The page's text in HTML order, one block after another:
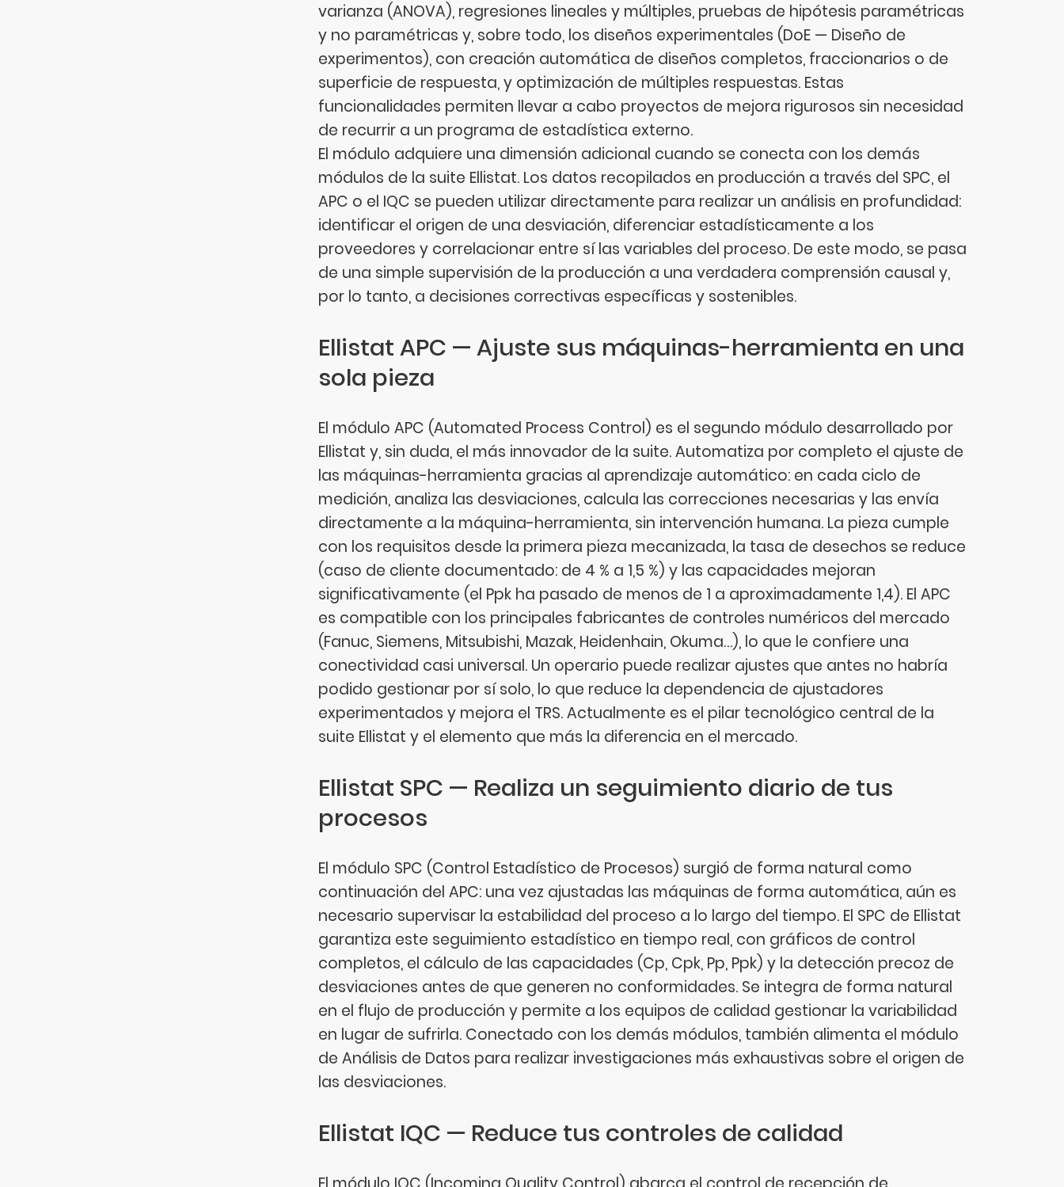
varianza (ANOVA), regresiones lineales y múltiples, pruebas de hipótesis paramétricas
y no paramétricas y, sobre todo, los diseños experimentales (DoE — Diseño de
experimentos), con creación automática de diseños completos, fraccionarios o de
superficie de respuesta, y optimización de múltiples respuestas. Estas
funcionalidades permiten llevar a cabo proyectos de mejora rigurosos sin necesidad
de recurrir a un programa de estadística externo.
El módulo adquiere una dimensión adicional cuando se conecta con los demás
módulos de la suite Ellistat. Los datos recopilados en producción a través del SPC, el
APC o el IQC se pueden utilizar directamente para realizar un análisis en profundidad:
identificar el origen de una desviación, diferenciar estadísticamente a los
proveedores y correlacionar entre sí las variables del proceso. De este modo, se pasa
de una simple supervisión de la producción a una verdadera comprensión causal y,
por lo tanto, a decisiones correctivas específicas y sostenibles.
Ellistat APC — Ajuste sus máquinas-herramienta en una
sola pieza
El módulo APC (Automated Process Control) es el segundo módulo desarrollado por
Ellistat y, sin duda, el más innovador de la suite. Automatiza por completo el ajuste de
las máquinas-herramienta gracias al aprendizaje automático: en cada ciclo de
medición, analiza las desviaciones, calcula las correcciones necesarias y las envía
directamente a la máquina-herramienta, sin intervención humana. La pieza cumple
con los requisitos desde la primera pieza mecanizada, la tasa de desechos se reduce
(caso de cliente documentado: de 4 % a 1,5 %) y las capacidades mejoran
significativamente (el Ppk ha pasado de menos de 1 a aproximadamente 1,4). El APC
es compatible con los principales fabricantes de controles numéricos del mercado
(Fanuc, Siemens, Mitsubishi, Mazak, Heidenhain, Okuma…), lo que le confiere una
conectividad casi universal. Un operario puede realizar ajustes que antes no habría
podido gestionar por sí solo, lo que reduce la dependencia de ajustadores
experimentados y mejora el TRS. Actualmente es el pilar tecnológico central de la
suite Ellistat y el elemento que más la diferencia en el mercado.
Ellistat SPC — Realiza un seguimiento diario de tus
procesos
El módulo SPC (Control Estadístico de Procesos) surgió de forma natural como
continuación del APC: una vez ajustadas las máquinas de forma automática, aún es
necesario supervisar la estabilidad del proceso a lo largo del tiempo. El SPC de Ellistat
garantiza este seguimiento estadístico en tiempo real, con gráficos de control
completos, el cálculo de las capacidades (Cp, Cpk, Pp, Ppk) y la detección precoz de
desviaciones antes de que generen no conformidades. Se integra de forma natural
en el flujo de producción y permite a los equipos de calidad gestionar la variabilidad
en lugar de sufrirla. Conectado con los demás módulos, también alimenta el módulo
de Análisis de Datos para realizar investigaciones más exhaustivas sobre el origen de
las desviaciones.
Ellistat IQC — Reduce tus controles de calidad